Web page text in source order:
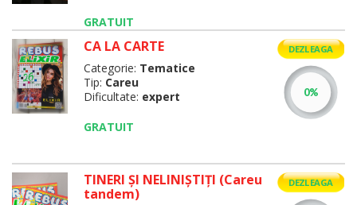
GRATUIT
CA LA CARTE
Categorie: Tematice
Tip: Careu
Dificultate: expert
GRATUIT
DEZLEAGA
TINERI ŞI NELINIŞTIŢI (Careu
tandem)
DEZLEAGA